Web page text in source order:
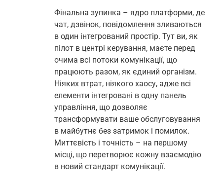
Фінальна зупинка – ядро платформи, де
чат, дзвінок, повідомлення зливаються
в один інтегрований простір. Тут ви, як
пілот в центрі керування, маєте перед
очима всі потоки комунікації, що
працюють разом, як єдиний організм.
Ніяких втрат, ніякого хаосу, адже всі
елементи інтегровані в одну панель
управління, що дозволяє
трансформувати ваше обслуговування
в майбутнє без затримок і помилок.
Миттєвість і точність – на першому
місці, що перетворює кожну взаємодію
в новий стандарт комунікації.